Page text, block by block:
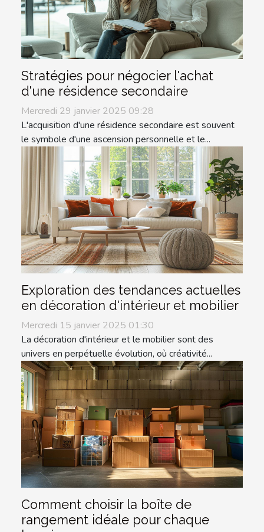
Stratégies pour négocier l'achat
d'une résidence secondaire
Mercredi 29 janvier 2025 09:28
L'acquisition d'une résidence secondaire est souvent
le symbole d'une ascension personnelle et le...
Exploration des tendances actuelles
en décoration d'intérieur et mobilier
Mercredi 15 janvier 2025 01:30
La décoration d'intérieur et le mobilier sont des
univers en perpétuelle évolution, où créativité...
Comment choisir la boîte de
rangement idéale pour chaque